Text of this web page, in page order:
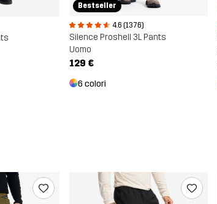
Bestseller
4.6 (1376)
Silence Proshell 3L Pants
Uomo
129 €
6 colori